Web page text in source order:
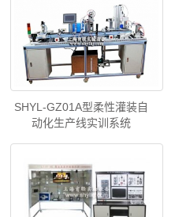
SHYL-GZ01A型柔性灌装自
动化生产线实训系统